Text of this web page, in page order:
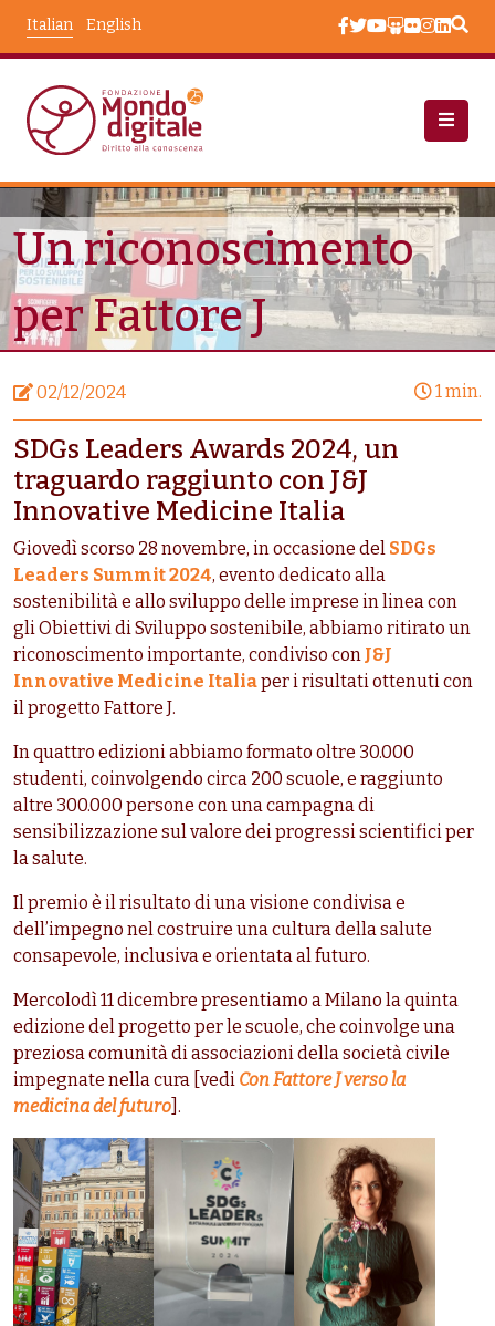
English
Italian
Notizie Un Riconoscimento Per Fattore J
Un riconoscimento
per Fattore J
02/12/2024 1 min.
SDGs Leaders Awards 2024, un
traguardo raggiunto con J&J
Innovative Medicine Italia
Giovedì scorso 28 novembre, in occasione del SDGs
Leaders Summit 2024, evento dedicato alla
sostenibilità e allo sviluppo delle imprese in linea con
gli Obiettivi di Sviluppo sostenibile, abbiamo ritirato un
riconoscimento importante, condiviso con J&J
Innovative Medicine Italiaper i risultati ottenuti con
il progetto Fattore J.
In quattro edizioni abbiamo formato oltre 30.000
studenti, coinvolgendo circa 200 scuole, e raggiunto
altre 300.000 persone con una campagna di
sensibilizzazione sul valore dei progressi scientifici per
la salute.
Il premio è il risultato di una visione condivisa e
dell’impegno nel costruire una cultura della salute
consapevole, inclusiva e orientata al futuro.
Mercolodì 11 dicembre presentiamo a Milano la quinta
edizione del progetto per le scuole, che coinvolge una
preziosa comunità di associazioni della società civile
impegnate nella cura [vedi Con Fattore J verso la
medicina del futuro ].